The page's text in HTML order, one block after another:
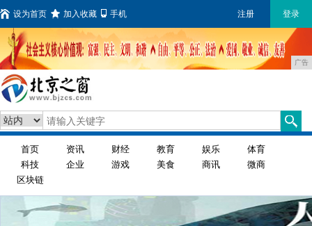
设为首页 加入收藏 手机 注册 登录
广告
首页 资讯 财经 教育 娱乐
体育
科技
企业 游戏 美食 商讯
微商
区块链